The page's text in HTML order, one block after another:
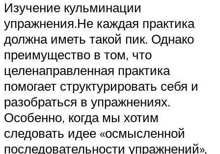
Изучение кульминации
упражнения.Не каждая практика
должна иметь такой пик. Однако
преимущество в том, что
целенаправленная практика
помогает структурировать себя и
разобраться в упражнениях.
Особенно, когда мы хотим
следовать идее «осмысленной
последовательности упражнений»,